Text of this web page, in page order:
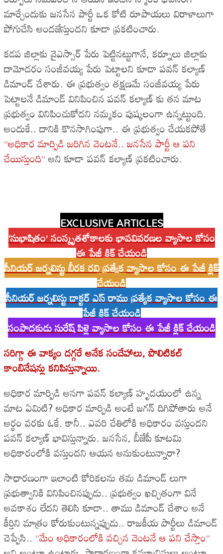
మార్చేందుకు జనసేన పార్టీ ఒక కోటి రూపాయలు విరాళాలుగా
పోగుచేసి అందజేస్తుందని కూడా ప్రకటించారు.
కడప జిల్లాకు వైఎస్సార్ పేరు పెట్టినట్టుగానే, కర్నూలు జిల్లాకు
దామోదరం సంజీవయ్య పేరు పెట్టాలని కూడా పవన్ కల్యాణ్
డిమాండ్ చేశారు. ఈ ప్రభుత్వం తక్షణమే సంజీవయ్య పేరు
పెట్టాలనే డిమాండ్ వినిపించిన పవన్ కల్యాణ్ కు తన మాట
ప్రభుత్వం వినిపించుకోదని నమ్మకం పుష్కలంగా ఉన్నట్టుంది.
అందుకే.. దానికి కొనసాగింపుగా.. ఈ ప్రభుత్వం చేయకపోతే
‘‘అధికార మార్పిడి జరిగిన వెంటనే.. జనసేన పార్టీ ఆ పని
చేయిస్తుంది’’అని కూడా పవన్ కల్యాణ్ ప్రకటించారు.
EXCLUSIVE ARTICLES
‘సుభాషితం’ సంస్కృతశ్లోకాలకు భావవివరణల వ్యాసాల కోసం
ఈ పేజీ క్లిక్ చేయండి
సీనియర్ జర్నలిస్టు బీరక రవి ప్రత్యేక వ్యాసాల కోసం ఈ పేజీ క్లిక్
చేయండి
సీనియర్ జర్నలిస్టు డాక్టర్ ఎస్ రాము ప్రత్యేక వ్యాసాల కోసం ఈ
పేజీ క్లిక్ చేయండి
సంపాదకుడు సురేష్ పిళ్లె వ్యాసాల కోసం ఈ పేజీ క్లిక్ చేయండి
సరిగ్గా ఈ వాక్యం దగ్గరే అనేక సందేహాలు, పొలిటికల్
కాంబినేషన్లు కనిపిస్తున్నాయి.
అధికార మార్పిడి అనగా పవన్ కల్యాణ్ హృదయంలో ఉన్న
మాట ఏమిటి? అధికార మార్పిడి అంటే జగన్ దిగిపోతారు అనే
అర్థం వరకు ఓకే. కానీ.. ఎవరి చేతిలోకి అధికారం వస్తుందని
పవన్ కల్యాణ్ భావిస్తున్నారు. జనసేన, బీజేపీ కూటమి
అధికారంలోకి వస్తుందని ఆయన అనుకుంటున్నారా?
సాధారణంగా ఇలాంటి కోరికలను తమ డిమాండ్ లుగా
ప్రభుత్వానికి వినిపించినప్పుడు.. ప్రభుత్వం ఖచ్చితంగా వినే
అవకాశం లేదని తెలిసి కూడా.. తాము డిమాండ్ చేశాం అనే
కీర్తిని మాత్రం కోరుకుంటున్నప్పుడు.. రాజకీయ పార్టీలు డిమాండ్
చెప్పేసి.. ‘‘మేం అధికారంలోకి వచ్చిన వెంటనే ఆ పని చేస్తాం’’